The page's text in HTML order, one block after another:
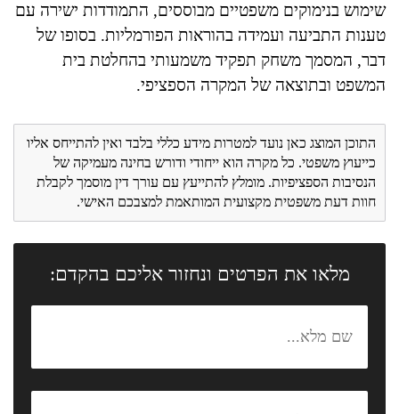
שימוש בנימוקים משפטיים מבוססים, התמודדות ישירה עם
טענות התביעה ועמידה בהוראות הפורמליות. בסופו של
דבר, המסמך משחק תפקיד משמעותי בהחלטת בית
המשפט ובתוצאה של המקרה הספציפי.
התוכן המוצג כאן נועד למטרות מידע כללי בלבד ואין להתייחס אליו
כייעוץ משפטי. כל מקרה הוא ייחודי ודורש בחינה מעמיקה של
הנסיבות הספציפיות. מומלץ להתייעץ עם עורך דין מוסמך לקבלת
חוות דעת משפטית מקצועית המותאמת למצבכם האישי.
מלאו את הפרטים ונחזור אליכם בהקדם: